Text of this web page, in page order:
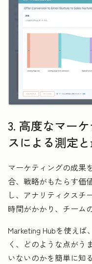
3. 高度なマー
スによる測定
マーケティングの成果
合、戦略がもたらす価
し、アナリティクスチ
時間がかかり、チーム
Marketing Hubを使え
く、どのような点がう
いないのかを簡単に知